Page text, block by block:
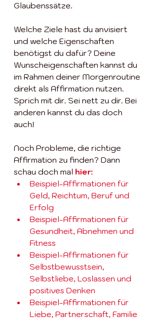
Glaubenssätze.
Welche Ziele hast du anvisiert
und welche Eigenschaften
benötigst du dafür? Deine
Wunscheigenschaften kannst du
im Rahmen deiner Morgenroutine
direkt als Affirmation nutzen.
Sprich mit dir. Sei nett zu dir. Bei
anderen kannst du das doch
auch!
Noch Probleme, die richtige
Affirmation zu finden? Dann
schau doch mal hier:
Beispiel-Affirmationen für
Geld, Reichtum, Beruf und
Erfolg
Beispiel-Affirmationen für
Gesundheit, Abnehmen und
Fitness
Beispiel-Affirmationen für
Selbstbewusstsein,
Selbstliebe, Loslassen und
positives Denken
Beispiel-Affirmationen für
Liebe, Partnerschaft, Familie